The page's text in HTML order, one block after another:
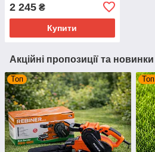
2 245 ₴
Купити
Акційні пропозиції та новинки
Топ Топ